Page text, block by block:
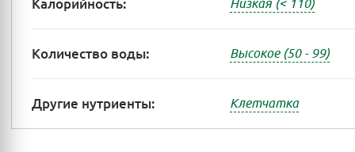
Калорийность: Низкая (< 110)
Количество воды: Высокое (50 - 99)
Другие нутриенты: Клетчатка